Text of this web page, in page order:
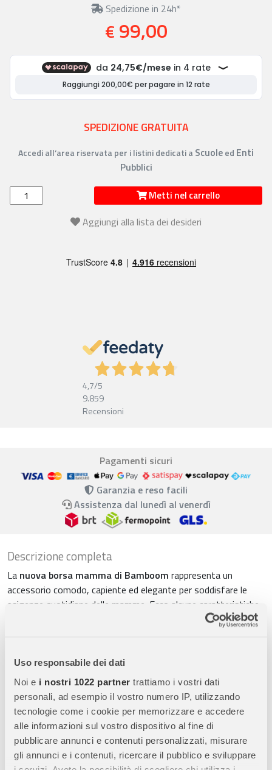
Uso responsabile dei dati
Noi e i nostri 1022 partner trattiamo i vostri dati
personali, ad esempio il vostro numero IP, utilizzando
tecnologie come i cookie per memorizzare e accedere
alle informazioni sul vostro dispositivo al fine di
pubblicare annunci e contenuti personalizzati, misurare
gli annunci e i contenuti, ricercare il pubblico e sviluppare
Spedizione in 24h*
€ 99,00
SPEDIZIONE GRATUITA
Accedi all’area riservata per i listini dedicati a Scuoleed Enti
Pubblici
Metti nel carrello
Aggiungi alla lista dei desideri
4,7/5
9.859
Recensioni
Pagamenti sicuri
Garanzia e reso facili
Assistenza dal lunedì al venerdì
Descrizione completa
La nuova borsa mamma di Bamboom rappresenta un
accessorio comodo, capiente ed elegante per soddisfare le
esigenze quotidiane delle mamme. Ecco alcune caratteristiche
solo offre un aspetto alla moda ma contribuisce anche alla
sostenibilità ambientale.
Chiusure multiple:La borsa è dotata di una chiusura principale
a zip per garantire sicurezza e praticità. Inoltre, dispone di un
extra chiusura con moschettone per un accesso rapido e
comodo.
Tasche interne organizzative: Con numerose tasche interne,